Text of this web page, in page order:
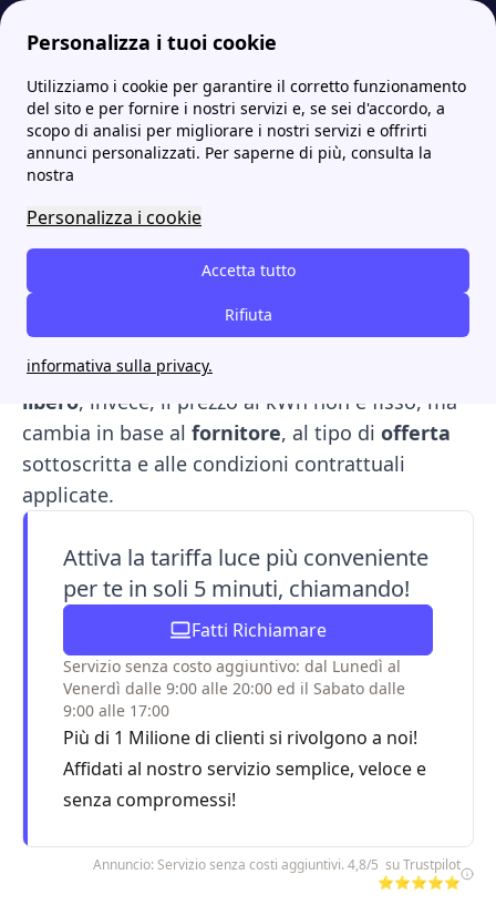
Personalizza i tuoi cookie
Utilizziamo i cookie per garantire il corretto funzionamento
del sito e per fornire i nostri servizi e, se sei d'accordo, a
scopo di analisi per migliorare i nostri servizi e offrirti
annunci personalizzati. Per saperne di più, consulta la
nostra
Personalizza i cookie
Accetta tutto
Rifiuta
informativa sulla privacy.
Papernest.it More Mercato Energetico Qual è il costo dell'energia elettrica in kWh oggi?
Qual è il costo dell'energia
elettrica in kWh oggi?
Ilcosto dell'energia elettricanelmercato
varia in base alla fascia oraria e viene
aggiornato trimestralmente dall’ARERA. A
agosto 2026, il prezzo della luce nella fascia
unica è pari a0,16053 €/kWh
libero, invece, il prezzo al kWh non è fisso, ma
cambia in base al fornitore, al tipo di offerta
sottoscritta e alle condizioni contrattuali
applicate.
Attiva la tariffa luce più conveniente
per te in soli 5 minuti, chiamando!
Fatti Richiamare
Servizio senza costo aggiuntivo: dal Lunedì al
Venerdì dalle 9:00 alle 20:00 ed il Sabato dalle
9:00 alle 17:00
Più di 1 Milione di clienti si rivolgono a noi!
Affidati al nostro servizio semplice, veloce e
senza compromessi!
Annuncio: Servizio senza costi aggiuntivi. 4,8/5 su Trustpilot
⭐⭐⭐⭐⭐